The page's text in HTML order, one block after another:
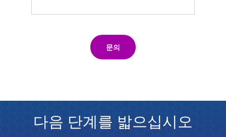
문의
다음 단계를 밟으십시오